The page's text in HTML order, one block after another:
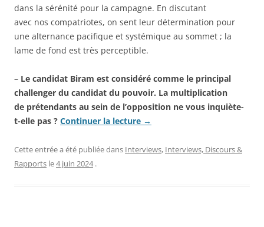
dans la sérénité pour la campagne. En discutant
avec nos compatriotes, on sent leur détermination pour
une alternance pacifique et systémique au sommet ; la
lame de fond est très perceptible.
– Le candidat Biram est considéré comme le principal
challenger du candidat du pouvoir. La multiplication
de prétendants au sein de l’opposition ne vous inquiète-
t-elle pas ? Continuer la lecture →
Cette entrée a été publiée dans Interviews, Interviews, Discours &
Rapports le4 juin 2024 .